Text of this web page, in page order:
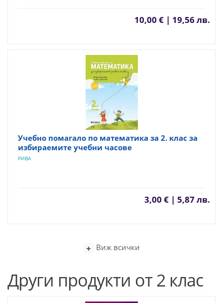
10,00 € | 19,56 лв.
Учебно помагало по математика за 2. клас за
избираемите учебни часове
РИВА
3,00 € | 5,87 лв.
Виж всички
Други продукти от 2 клас